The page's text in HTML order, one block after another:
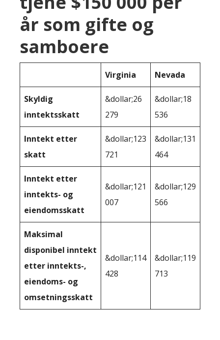
år som gifte og
samboere
Virginia Nevada
Skyldig
inntektsskatt
&dollar;26
279
&dollar;18
536
Inntekt etter
skatt
&dollar;123
721
&dollar;131
464
Inntekt etter
inntekts- og
eiendomsskatt
&dollar;121
007
&dollar;129
566
Maksimal
disponibel inntekt
etter inntekts-,
eiendoms- og
omsetningsskatt
&dollar;114
428
&dollar;119
713